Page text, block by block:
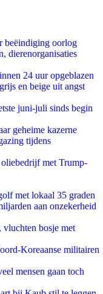
beëindiging oorlog
dierenorganisaties
24 uur opgeblazen
en beige uit angst
juni-juli sinds begin
geheime kazerne
tijdens
met Trump-
met lokaal 35 graden
aan onzekerheid
bosje met
Koreaanse militairen
mensen gaan toch